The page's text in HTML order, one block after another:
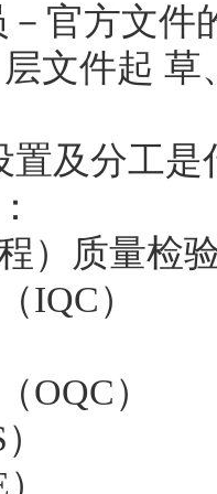
官方文件
文件起
及分工是
）质量检
IQC）
OQC）